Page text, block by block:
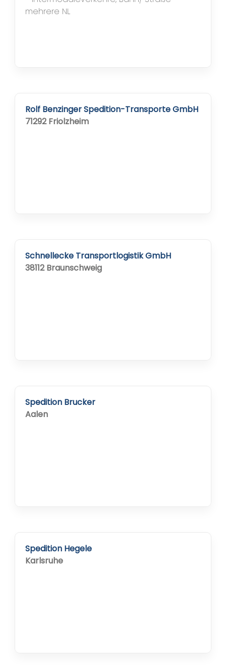
mehrere NL
Rolf Benzinger Spedition-Transporte GmbH
71292 Friolzheim
Schnellecke Transportlogistik GmbH
38112 Braunschweig
Spedition Brucker
Aalen
Spedition Hegele
Karlsruhe